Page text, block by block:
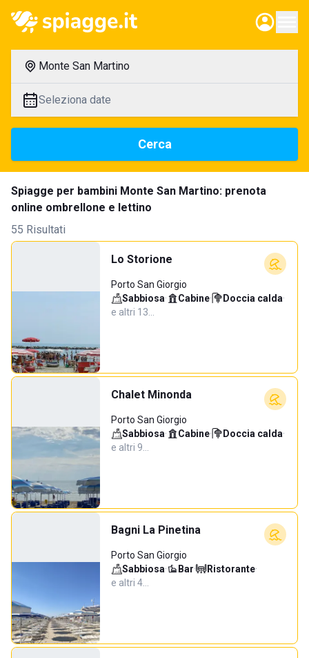
Monte San Martino
Seleziona date
Cerca
Spiagge per bambini Monte San Martino: prenota
online ombrellone e lettino
55 Risultati
Lo Storione
Porto San Giorgio
Sabbiosa· Cabine· Doccia calda·
e altri 13…
Chalet Minonda
Porto San Giorgio
Sabbiosa· Cabine· Doccia calda·
e altri 9…
Bagni La Pinetina
Porto San Giorgio
Sabbiosa· Bar· Ristorante·
e altri 4…